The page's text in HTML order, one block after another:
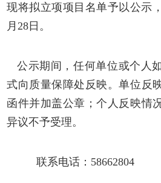
现将拟立项项目名单予以公示
月28日。
公示期间，任何单位或个人
式向质量保障处反映。单位反
函件并加盖公章；个人反映情
异议不予受理。
联系电话： 58662804